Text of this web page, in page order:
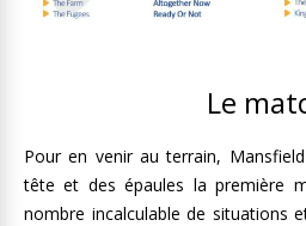
Le
Pour en venir au terrain,
tête et des épaules la première
nombre incalculable de situations